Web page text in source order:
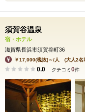
須賀谷温泉
宿・ホテル
滋賀県長浜市須賀谷町36
￥17,000(税抜)～/人 (大人2名
0.0 クチコミ 0件